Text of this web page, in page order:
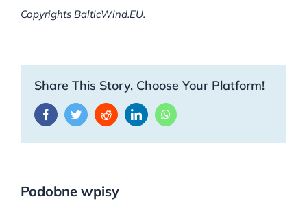
Copyrights BalticWind.EU.
Share This Story, Choose Your Platform!
FacebookTwitterRedditLinkedInWhatsApp
Podobne wpisy